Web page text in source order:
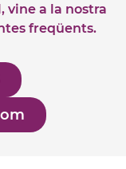
vine a la nostra
freqüents.